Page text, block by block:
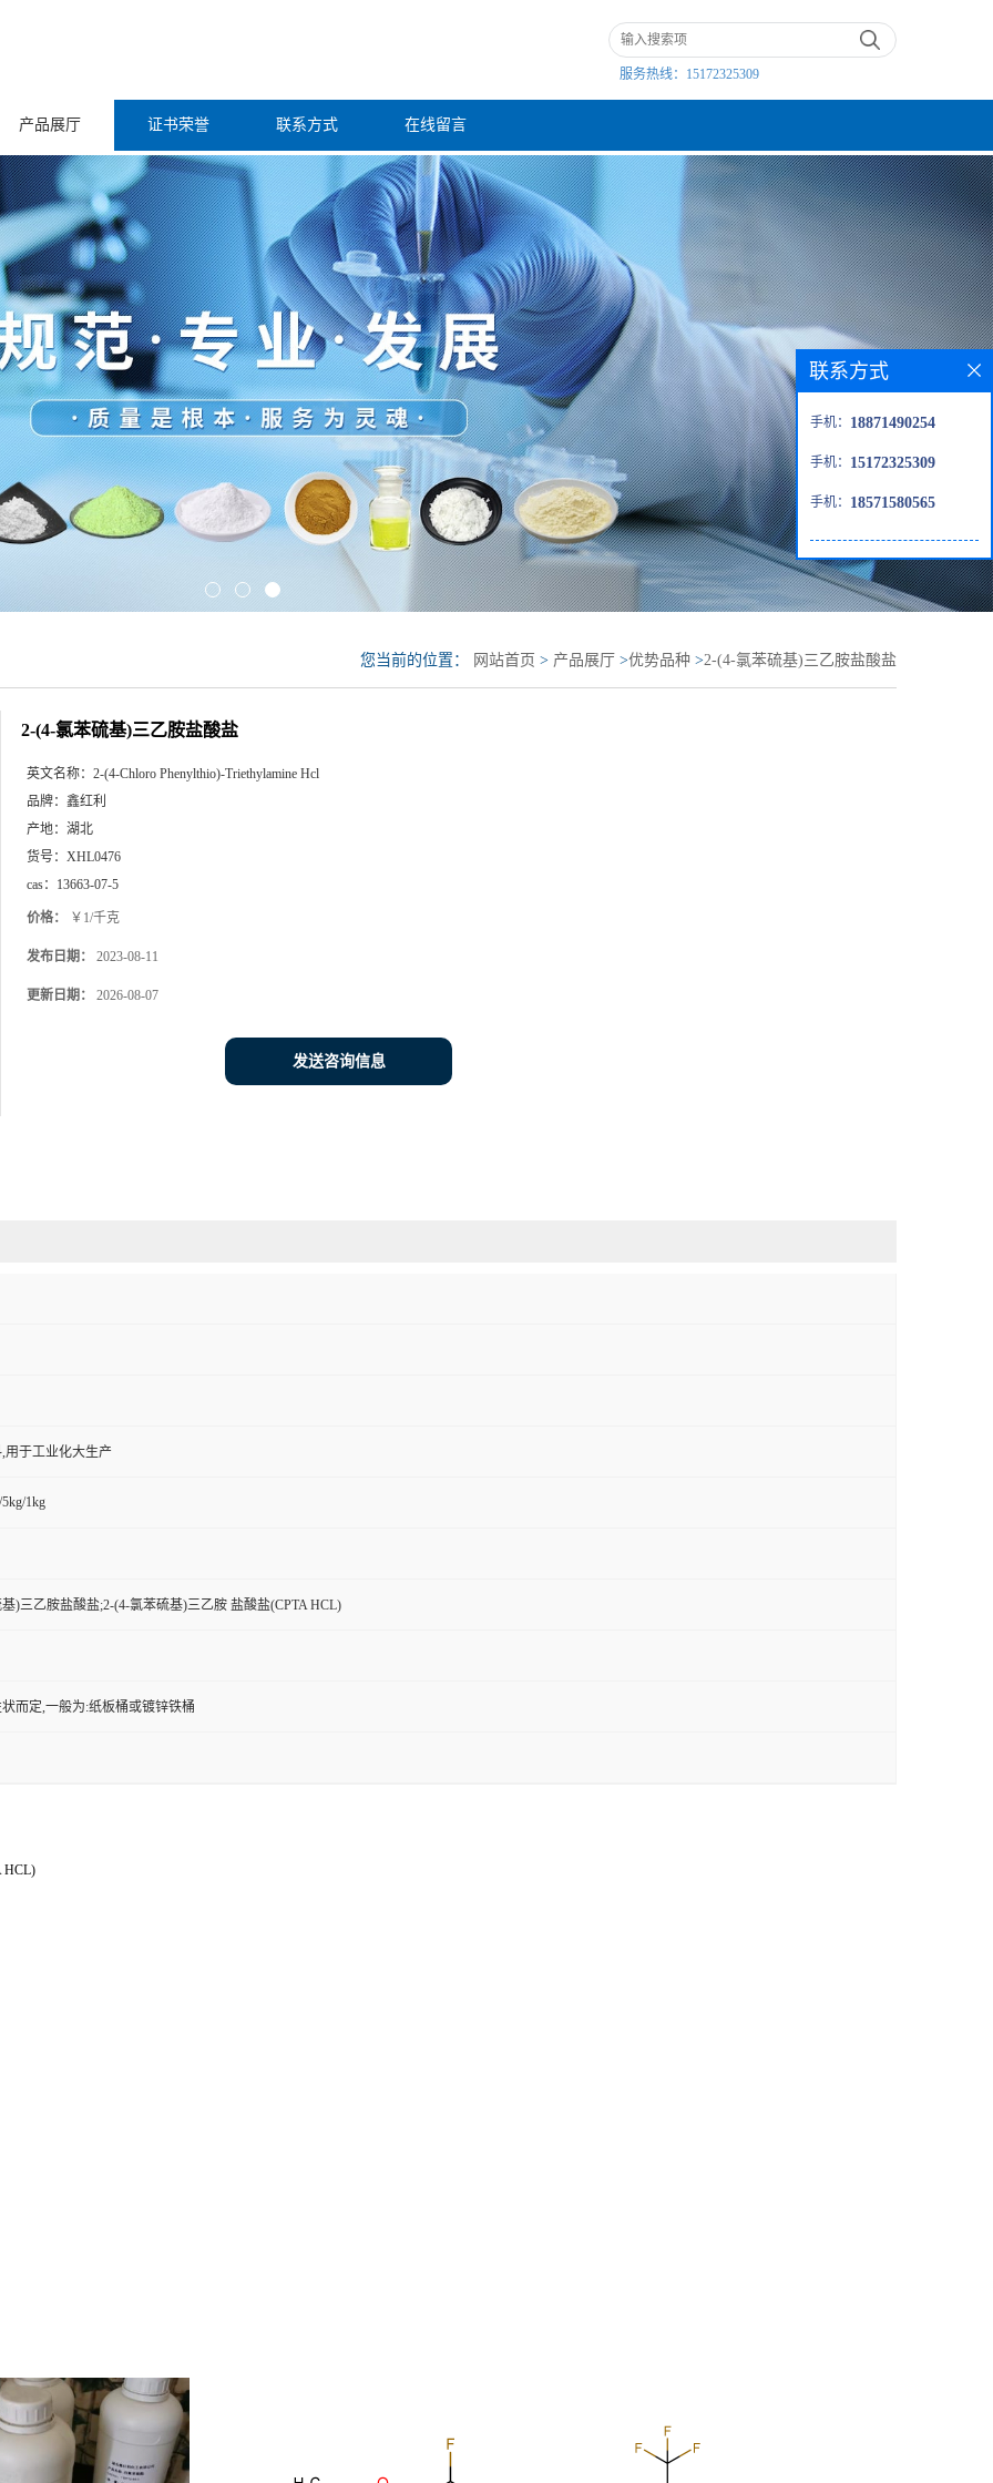
服务热线： 15172325309
产品展厅 证书荣誉 联系方式 在线留言
您当前的位置： 网站首页 > 产品展厅 >优势品种 >2-(4-氯苯硫基)三乙胺盐酸盐
2-(4-氯苯硫基)三乙胺盐酸盐
英文名称： 2-(4-Chloro Phenylthio)-Triethylamine Hcl
品牌： 鑫红利
产地： 湖北
货号： XHL0476
cas： 13663-07-5
价格： ￥1/千克
发布日期： 2023-08-11
更新日期： 2026-08-07
发送咨询信息
用于工业化大生产
1kg
)三乙胺盐酸盐;2-(4-氯苯硫基)三乙胺 盐酸盐(CPTA HCL)
而定,一般为:纸板桶或镀锌铁桶
HCL)
联系方式
手机： 18871490254
手机： 15172325309
手机： 18571580565